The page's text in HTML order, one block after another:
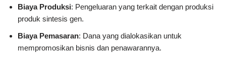
Biaya Produksi: Pengeluaran yang terkait dengan produksi
produk sintesis gen.
Biaya Pemasaran: Dana yang dialokasikan untuk
mempromosikan bisnis dan penawarannya.